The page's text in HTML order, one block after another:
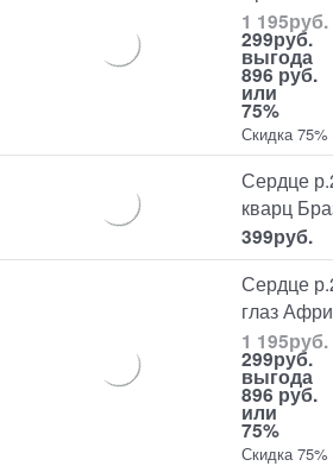
1 195руб.
299руб.
выгода
896 руб.
или
75%
Скидка 75%
Сердце
кварц
399руб.
Сердце
глаз
1 195руб.
299руб.
выгода
896 руб.
или
75%
Скидка 75%